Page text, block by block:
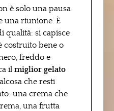
è solo una pausa
una riunione. È
qualità: si capisce
costruito bene o
freddo e
il miglior gelato
che resti
una crema che
una frutta